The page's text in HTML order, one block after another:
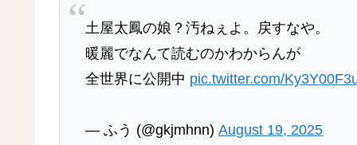
土屋太鳳の娘？汚ねぇよ。戻すなや。
暖麗でなんて読むのかわからんが
全世界に公開中 pic.twitter.com/
— ふう (@gkjmhnn)August 19, 2025